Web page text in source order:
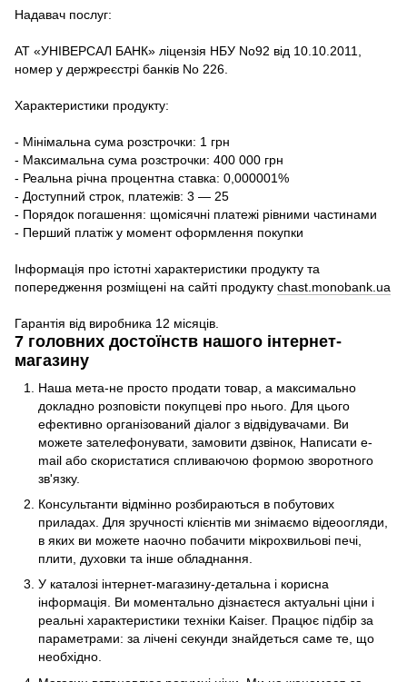
Надавач послуг:
АТ «УНІВЕРСАЛ БАНК» ліцензія НБУ No92 від 10.10.2011,
номер у держреєстрі банків No 226.
Характеристики продукту:
- Мінімальна сума розстрочки: 1 грн
- Максимальна сума розстрочки: 400 000 грн
- Реальна річна процентна ставка: 0,000001%
- Доступний строк, платежів: 3 — 25
- Порядок погашення: щомісячні платежі рівними частинами
- Перший платіж у момент оформлення покупки
Інформація про істотні характеристики продукту та
попередження розміщені на сайті продукту chast.monobank.ua
Гарантія від виробника 12 місяців.
7 головних достоїнств нашого інтернет-
магазину
Наша мета-не просто продати товар, а максимально
докладно розповісти покупцеві про нього. Для цього
ефективно організований діалог з відвідувачами. Ви
можете зателефонувати, замовити дзвінок, Написати e-
mail або скористатися спливаючою формою зворотного
зв'язку.
Консультанти відмінно розбираються в побутових
приладах. Для зручності клієнтів ми знімаємо відеоогляди,
в яких ви можете наочно побачити мікрохвильові печі,
плити, духовки та інше обладнання.
У каталозі інтернет-магазину-детальна і корисна
інформація. Ви моментально дізнаєтеся актуальні ціни і
реальні характеристики техніки Kaiser. Працює підбір за
параметрами: за лічені секунди знайдеться саме те, що
необхідно.